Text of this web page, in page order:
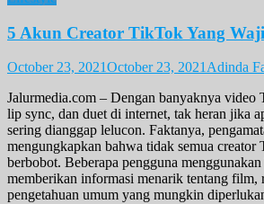
5 Akun Creator TikTok Yang
October 23, 2021October 23, 2021 Adinda
Jalurmedia.com – Dengan banyaknya video
lip sync, dan duet di internet, tak heran jika
sering dianggap lelucon. Faktanya,
mengungkapkan bahwa tidak semua
berbobot. Beberapa pengguna
memberikan informasi menarik tentang film,
pengetahuan umum yang mungkin